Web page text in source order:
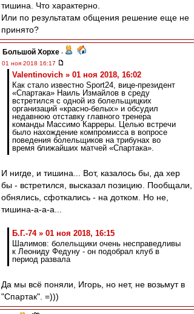
тишина. Что характерно.
Или по результатам общения решение еще не
принято?
Большой Хорхе -
01 ноя 2018 16:17
Valentinovich » 01 ноя 2018, 16:02
Как стало известно Sport24, вице-президент
«Спартака» Наиль Измайлов в среду
встретился с одной из болельщицких
организаций «красно-белых» и обсудил
недавнюю отставку главного тренера
команды Массимо Карреры. Целью встречи
было нахождение компромисса в вопросе
поведения болельщиков на трибунах во
время ближайших матчей «Спартака».
И нигде, и тишина... Вот, казалось бы, да хер
бы - встретился, высказал позицию. Пообщали,
обнялись, сфоткались - на дотком. Но не,
тишина-а-а-а...
Б.Г.-74 » 01 ноя 2018, 16:15
Шалимов: болельщики очень несправедливы
к Леониду Федуну - он подобрал клуб в
период развала
Да мы всё поняли, Игорь, но нет, не возьмут в
"Спартак". =)))